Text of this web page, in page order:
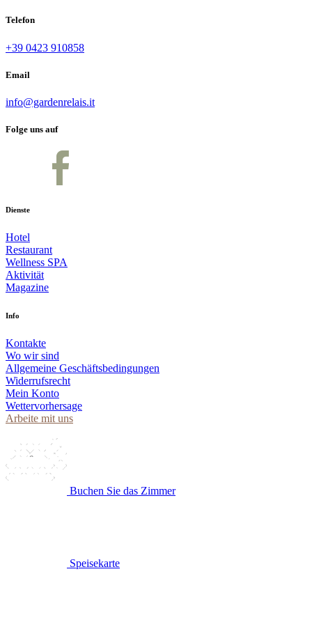
Telefon
+39 0423 910858
Email
info@gardenrelais.it
Folge uns auf
Dienste
Hotel
Restaurant
Wellness SPA
Aktivität
Magazine
Info
Kontakte
Wo wir sind
Allgemeine Geschäftsbedingungen
Widerrufsrecht
Mein Konto
Wettervorhersage
Arbeite mit uns
Buchen Sie das Zimmer
Speisekarte